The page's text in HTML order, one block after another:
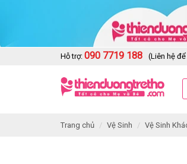
Hỗ trợ: 090 7719 188 (Liên hệ
Trang chủ Vệ Sinh Vệ Sinh